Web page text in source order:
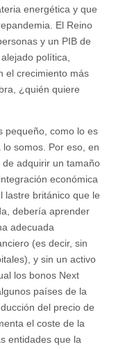
energética y que
El Reino
y un PIB de
política,
el crecimiento más
¿quién quiere
pequeño, como lo es
somos. Por eso, en
adquirir un tamaño
económica
lastre británico que le
debería aprender
adecuada
(es decir, sin
y sin un activo
los bonos Next
países de la
del precio de
el coste de la
entidades que la